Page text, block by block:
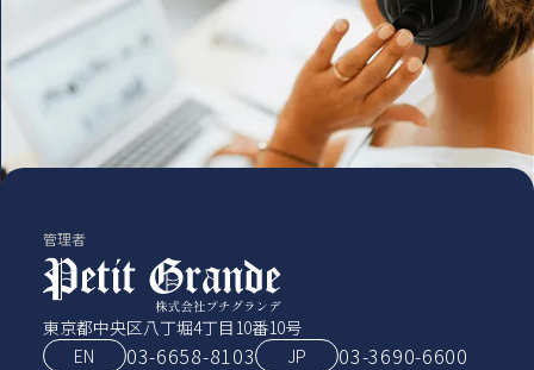
管理者
東京都中央区八丁堀4丁目10番10号
EN
03-6658-8103 JP 03‑3690‑6600